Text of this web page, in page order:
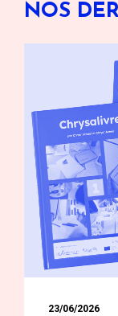
NOS
23/06/2026